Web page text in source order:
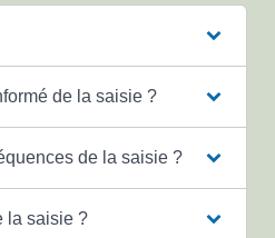
de la saisie ?
de la saisie ?
la saisie ?